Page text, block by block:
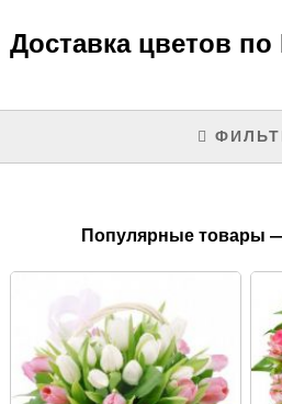
Доставка цветов
Популярные товары